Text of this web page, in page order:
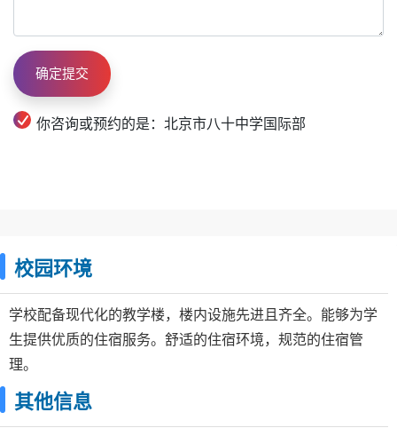
你咨询或预约的是：北京市八十中学国际部
校园环境
学校配备现代化的教学楼，楼内设施先进且齐全。能够为学
生提供优质的住宿服务。舒适的住宿环境，规范的住宿管
理。
其他信息